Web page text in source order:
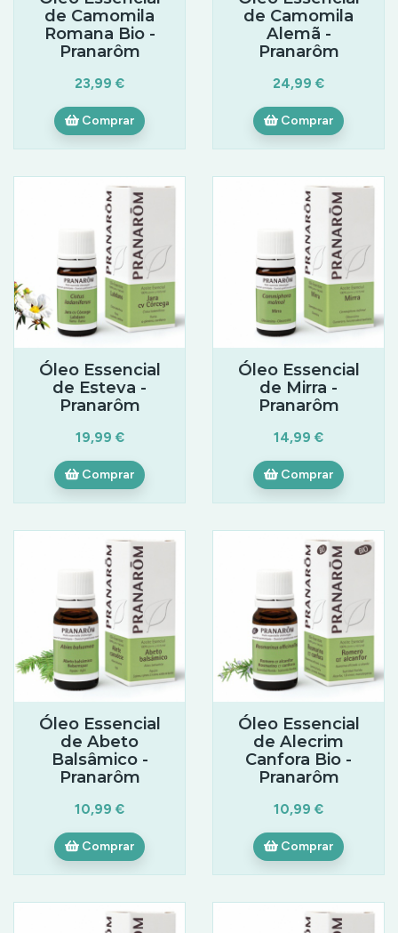
de Camomila
Romana Bio -
Pranarôm
23,99 €
Comprar
de Camomila
Alemã -
Pranarôm
24,99 €
Comprar
Óleo Essencial
de Esteva -
Pranarôm
19,99 €
Comprar
Óleo Essencial
de Mirra -
Pranarôm
14,99 €
Comprar
Óleo Essencial
de Abeto
Balsâmico -
Pranarôm
10,99 €
Comprar
Óleo Essencial
de Alecrim
Canfora Bio -
Pranarôm
10,99 €
Comprar